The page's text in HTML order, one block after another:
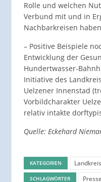
Rolle und welchen
Verbund mit und in
Nachbarkreisen
– Positive Beispiele
Entwicklung der
Hundertwasser-
Initiative des
Uelzener Innenstad
Vorbildcharakter
relativ intakte
Quelle: Eckehard
KATEGORIEN
SCHLAGWÖRTER